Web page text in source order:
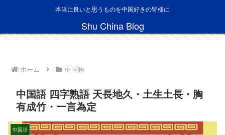
本当に良いと思うものを中国好きの皆様に
Shu China Blog
ホーム 中国語
中国語 四字熟語 天長地久・土生土長・胸
有成竹・一言為定
中国語